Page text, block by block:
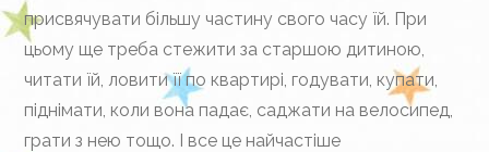
присвячувати більшу частину свого часу їй. При
цьому ще треба стежити за старшою дитиною,
читати їй, ловити її по квартирі, годувати, купати,
піднімати, коли вона падає, саджати на велосипед,
грати з нею тощо. І все це найчастіше